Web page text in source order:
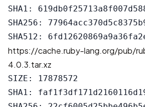
SHA1:
SHA256:
https://cache.ruby-lang.org/pub/
4.0.3.tar.xz
SIZE: 17878572
SHA1: